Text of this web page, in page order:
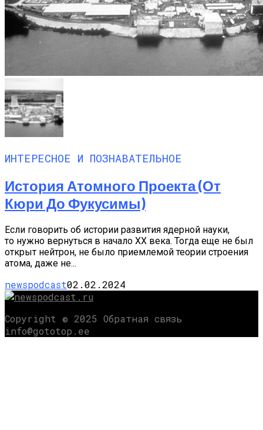
ИНТЕРЕСНОЕ И ПОЗНАВАТЕЛЬНОЕ
История Атомного Проекта (от
Кюри До Фукусимы)
Если говорить об истории развития ядерной науки,
то нужно вернуться в начало XX века. Тогда еще не был
открыт нейтрон, не было приемлемой теории строения
атома, даже не...
newspodcast02.02.2024
Copyright © 2025 Обратная связь
info@gototop.ee